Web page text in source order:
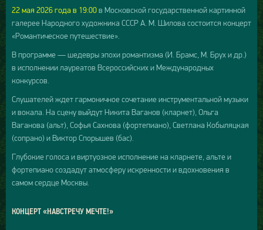
22 мая 2026 года в 19:00в Московской государственной картинной
галерее Народного художника СССР А. М. Шилова состоится концерт
«Романтическое путешествие».
В программе — шедевры эпохи романтизма (И. Брамс, М. Брух и др.)
в исполнении лауреатов Всероссийских и Международных
конкурсов.
Слушателей ждет гармоничное сочетание инструментальной музыки
и вокала. На сцену выйдут Никита Ваганов (кларнет), Ольга
Ваганова (альт), Софья Сахнова (фортепиано), Светлана Кобыляцкая
(сопрано) и Виктор Спорышев (бас).
Глубокие голоса и виртуозное исполнение на кларнете, альте и
фортепиано создадут атмосферу искренности и вдохновения в
самом сердце Москвы.
КОНЦЕРТ «НАВСТРЕЧУ МЕЧТЕ!»